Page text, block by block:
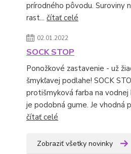
prírodného pôvodu. Suroviny
rast... čítať celé
02.01.2022
SOCK STOP
Ponožkové zastavenie - už
šmykľavej podlahe! SOCK
protišmyková farba na vodnej
je podobná gume. Je vhodná
čítať celé
Zobraziť všetky novinky